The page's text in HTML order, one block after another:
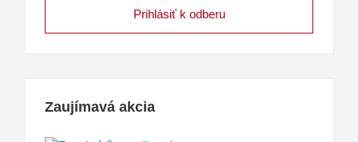
Zaujímavá akcia